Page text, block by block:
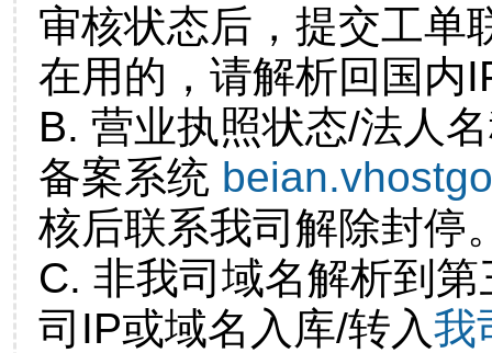
审核状态后，提交工单
在用的，请解析回国内
B. 营业执照状态/法人
备案系统
核后联系我司解除封停
C. 非我司域名解析到
司IP或域名入库/转入我